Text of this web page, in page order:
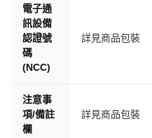
電子通
訊設備
認證號
碼
(NCC)
詳見商品包裝
注意事
項/備註
欄
詳見商品包裝